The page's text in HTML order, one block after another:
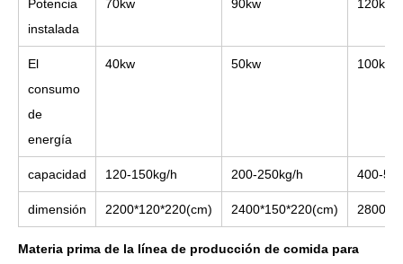
Potencia
instalada
70kw 90kw 120kw
El
consumo
de
energía
40kw 50kw 100kw
capacidad 120-150kg/h 200-250kg/h 400-
dimensión 2200*120*220(cm) 2400*150*220(cm)
Materia prima de la línea de producción de comida para